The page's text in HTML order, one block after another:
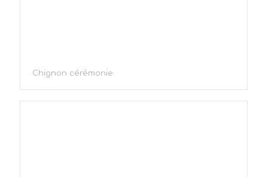
Chignon cérémonie